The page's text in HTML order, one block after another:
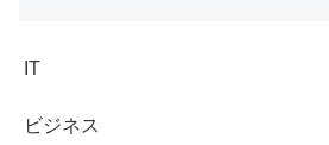
IT
ビジネス